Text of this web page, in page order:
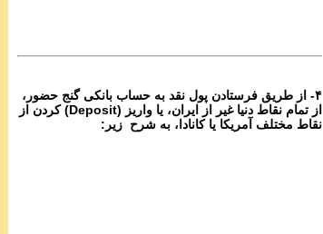
۴- از طریق فرستادن پول نقد به حساب بانکی گنج حضور،
از تمام نقاط دنیا غیر از ایران، یا واریز (Deposit) کردن از
نقاط مختلف آمریکا یا کانادا، به شرح زیر: